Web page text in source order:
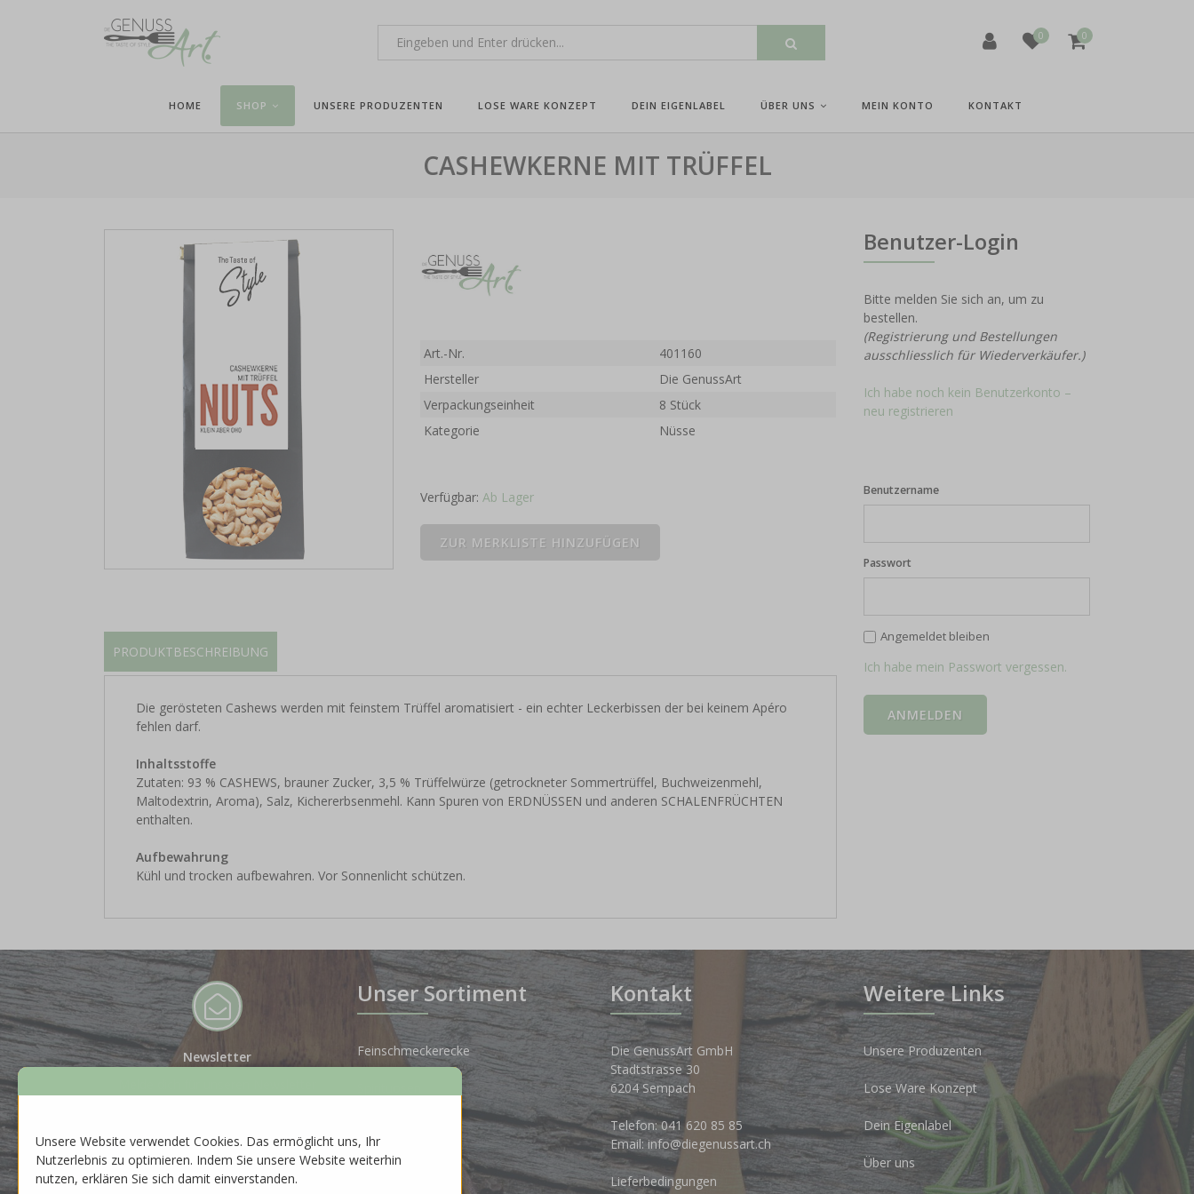
0 0
HOME SHOP UNSERE PRODUZENTEN LOSE WARE KONZEPT DEIN EIGENLABEL ÜBER UNS MEIN KONTO KONTAKT
CASHEWKERNE MIT TRÜFFEL
Art.-Nr.
401160
Hersteller
Die GenussArt
Verpackungseinheit
8 Stück
Kategorie
Nüsse
Verfügbar:Ab Lager
PRODUKTBESCHREIBUNG
Die gerösteten Cashews werden mit feinstem Trüffel aromatisiert - ein echter Leckerbissen der bei keinem Apéro
fehlen darf.
Inhaltsstoffe
Zutaten: 93 % CASHEWS, brauner Zucker, 3,5 % Trüffelwürze (getrockneter Sommertrüffel, Buchweizenmehl,
Maltodextrin, Aroma), Salz, Kichererbsenmehl. Kann Spuren von ERDNÜSSEN und anderen SCHALENFRÜCHTEN
enthalten.
Aufbewahrung
Kühl und trocken aufbewahren. Vor Sonnenlicht schützen.
Benutzer-Login
Bitte melden Sie sich an, um zu
bestellen.
(Registrierung und Bestellungen
ausschliesslich für Wiederverkäufer.)
Ich habe noch kein Benutzerkonto –
neu registrieren
Benutzername
Passwort
Angemeldet bleiben
Ich habe mein Passwort vergessen.
Newsletter
ZUR ANMELDUNG
Unser Sortiment
Feinschmeckerecke
Neuheiten
Kontakt
Die GenussArt GmbH
Stadtstrasse 30
6204 Sempach
Telefon:041 620 85 85
Email: info@diegenussart.ch
Lieferbedingungen
Weitere Links
Unsere Produzenten
Lose Ware Konzept
Dein Eigenlabel
Über uns
Unsere Website verwendet Cookies. Das ermöglicht uns, Ihr
Nutzerlebnis zu optimieren. Indem Sie unsere Website weiterhin
nutzen, erklären Sie sich damit einverstanden.